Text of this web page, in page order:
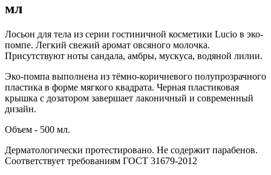
мл
Лосьон для тела из серии гостиничной косметики Lucio в эко-
помпе. Легкий свежий аромат овсяного молочка.
Присутствуют ноты сандала, амбры, мускуса, водяной лилии.
Эко-помпа выполнена из тёмно-коричневого полупрозрачного
пластика в форме мягкого квадрата. Черная пластиковая
крышка с дозатором завершает лаконичный и современный
дизайн.
Объем - 500 мл.
Дерматологически протестировано. Не содержит парабенов.
Соответствует требованиям ГОСТ 31679-2012